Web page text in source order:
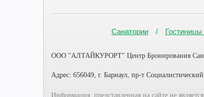
Санатории Гостиницы
ООО "АЛТАЙКУРОРТ" Центр Бронирования
Адрес: 656049, г. Барнаул, пр-т
Информация, представленная на сайте не